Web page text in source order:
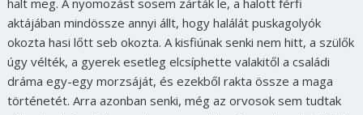
aktájában mindössze annyi állt, hogy halálát puskagolyók
okozta hasi lőtt seb okozta. A kisfiúnak senki nem hitt, a szülők
úgy vélték, a gyerek esetleg elcsíphette valakitől a családi
dráma egy-egy morzsáját, és ezekből rakta össze a maga
történetét. Arra azonban senki, még az orvosok sem tudtak